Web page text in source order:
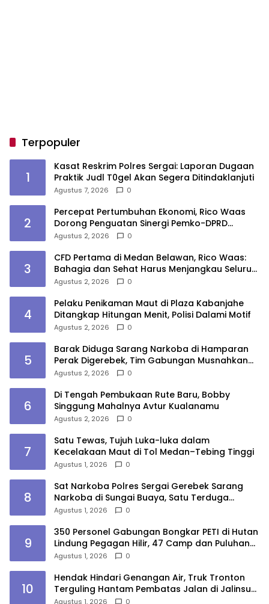
Terpopuler
1
Kasat Reskrim Polres Sergai: Laporan Dugaan
Praktik Judl T0gel Akan Segera Ditindaklanjuti
Agustus 7, 2026 0
2
Percepat Pertumbuhan Ekonomi, Rico Waas
Dorong Penguatan Sinergi Pemko-DPRD
Medan
Agustus 2, 2026 0
3
CFD Pertama di Medan Belawan, Rico Waas:
Bahagia dan Sehat Harus Menjangkau Seluruh
Sudut Kota Medan
Agustus 2, 2026 0
4
Pelaku Penikaman Maut di Plaza Kabanjahe
Ditangkap Hitungan Menit, Polisi Dalami Motif
Agustus 2, 2026 0
5
Barak Diduga Sarang Narkoba di Hamparan
Perak Digerebek, Tim Gabungan Musnahkan
Lokasi
Agustus 2, 2026 0
6
Di Tengah Pembukaan Rute Baru, Bobby
Singgung Mahalnya Avtur Kualanamu
Agustus 2, 2026 0
7
Satu Tewas, Tujuh Luka-luka dalam
Kecelakaan Maut di Tol Medan–Tebing Tinggi
Agustus 1, 2026 0
8
Sat Narkoba Polres Sergai Gerebek Sarang
Narkoba di Sungai Buaya, Satu Terduga
Pelaku Diamankan
Agustus 1, 2026 0
9
350 Personel Gabungan Bongkar PETI di Hutan
Lindung Pegagan Hilir, 47 Camp dan Puluhan
Peralatan Dimusnahkan
Agustus 1, 2026 0
10
Hendak Hindari Genangan Air, Truk Tronton
Terguling Hantam Pembatas Jalan di Jalinsum
Sergai
Agustus 1, 2026 0